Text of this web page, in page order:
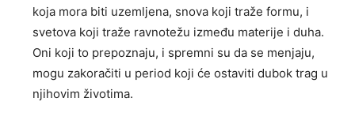
koja mora biti uzemljena, snova koji traže formu, i
svetova koji traže ravnotežu između materije i duha.
Oni koji to prepoznaju, i spremni su da se menjaju,
mogu zakoračiti u period koji će ostaviti dubok trag u
njihovim životima.